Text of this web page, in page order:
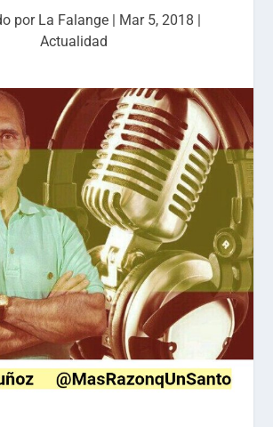
por La Falange| Mar 5, 2018 |
Actualidad